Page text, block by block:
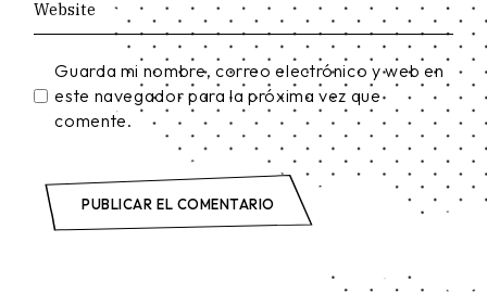
Guarda mi nombre, correo electrónico y web en
este navegador para la próxima vez que
comente.
PUBLICAR EL COMENTARIO